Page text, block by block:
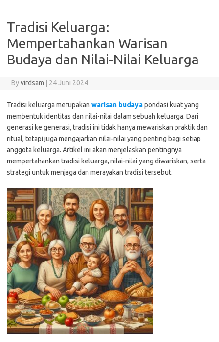
Tradisi Keluarga:
Mempertahankan Warisan
Budaya dan Nilai-Nilai Keluarga
Byvirdsam 24 Juni 2024
Tradisi keluarga merupakan warisan budayapondasi kuat yang
membentuk identitas dan nilai-nilai dalam sebuah keluarga. Dari
generasi ke generasi, tradisi ini tidak hanya mewariskan praktik dan
ritual, tetapi juga mengajarkan nilai-nilai yang penting bagi setiap
anggota keluarga. Artikel ini akan menjelaskan pentingnya
mempertahankan tradisi keluarga, nilai-nilai yang diwariskan, serta
strategi untuk menjaga dan merayakan tradisi tersebut.